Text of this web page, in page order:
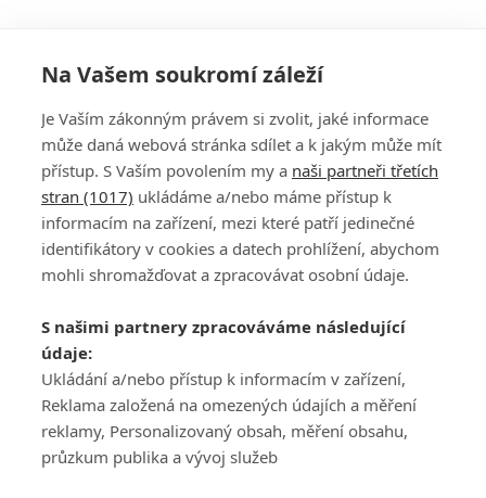
PŘIHLÁSIT
REGISTROVAT
DISKUZE
Šéfredaktorkou webu jePetr Slavík, e-mailserialy@fandimefilmu.cz
Máte-li zájem o inzerci na našem webu napište nám na e-mail
studio@koncal.com
Ochrana osobních údajů|Zásady používání cookies |Pravidla webu
Upravit nastavení soukromí
Na Vašem soukromí záleží
Je Vaším zákonným právem si zvolit, jaké informace
může daná webová stránka sdílet a k jakým může mít
přístup. S Vaším povolením my a naši partneři třetích
stran (1017) ukládáme a/nebo máme přístup k
informacím na zařízení, mezi které patří jedinečné
identifikátory v cookies a datech prohlížení, abychom
mohli shromažďovat a zpracovávat osobní údaje.
S našimi partnery zpracováváme následující
údaje:
Ukládání a/nebo přístup k informacím v zařízení,
Reklama založená na omezených údajích a měření
reklamy, Personalizovaný obsah, měření obsahu,
průzkum publika a vývoj služeb